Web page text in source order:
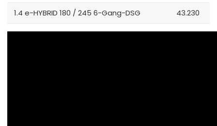
1.4 e-HYBRID 180 / 245 6-Gang-DSG 43.230